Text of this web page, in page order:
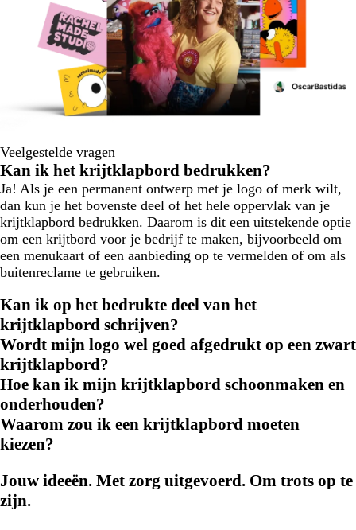
Veelgestelde vragen
Kan ik het krijtklapbord bedrukken?
Ja! Als je een permanent ontwerp met je logo of merk wilt,
dan kun je het bovenste deel of het hele oppervlak van je
krijtklapbord bedrukken. Daarom is dit een uitstekende optie
om een krijtbord voor je bedrijf te maken, bijvoorbeeld om
een menukaart of een aanbieding op te vermelden of om als
buitenreclame te gebruiken.
Kan ik op het bedrukte deel van het
krijtklapbord schrijven?
Wordt mijn logo wel goed afgedrukt op een zwart
krijtklapbord?
Hoe kan ik mijn krijtklapbord schoonmaken en
onderhouden?
Waarom zou ik een krijtklapbord moeten
kiezen?
Jouw ideeën. Met zorg uitgevoerd. Om trots op te
zijn.